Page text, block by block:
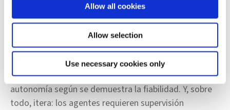
Allow all cookies
Allow selection
Use necessary cookies only
juicio de los expertos para crear datasets de
entrenamiento que reflejan decisiones reales.
Construye una “fábrica” de entrega crossfuncional
para desarrollar, probar, desplegar y monitorizar los
agentes. Define KPIs y mecanismos de control desde
el inicio, comienza con revisión humana y amplía la
autonomía según se demuestra la fiabilidad. Y, sobre
todo, itera: los agentes requieren supervisión